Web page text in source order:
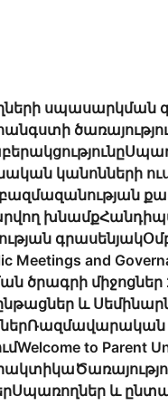
սպասարկման
կանոնների
խնամք
գրասենյակ
Meetings and
ծրագրի
և
Ռազմավարական
Welcome to Parent
Սպառողներ և